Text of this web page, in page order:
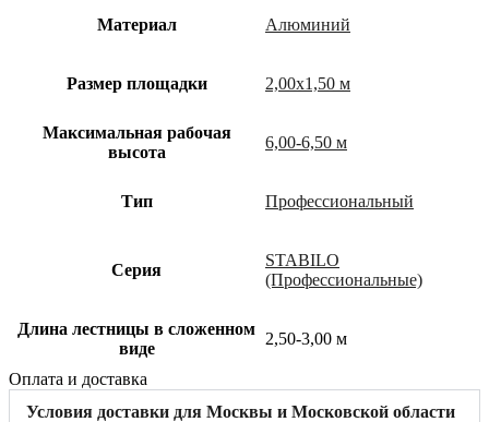
Материал Алюминий
Размер площадки 2,00х1,50 м
Максимальная рабочая
высота
6,00-6,50 м
Тип Профессиональный
Cерия
STABILO
(Профессиональные)
Длина лестницы в сложенном
виде
2,50-3,00 м
Оплата и доставка
Условия доставки для Москвы и Московской области